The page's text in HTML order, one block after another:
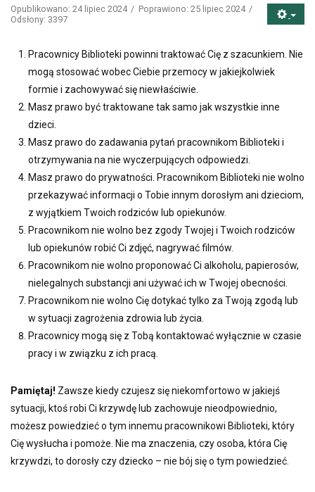
Opublikowano: 24 lipiec 2024
Poprawiono: 25 lipiec 2024
Odsłony: 3397
Pracownicy Biblioteki powinni traktować Cię z szacunkiem. Nie
mogą stosować wobec Ciebie przemocy w jakiejkolwiek
formie i zachowywać się niewłaściwie.
Masz prawo być traktowane tak samo jak wszystkie inne
dzieci.
Masz prawo do zadawania pytań pracownikom Biblioteki i
otrzymywania na nie wyczerpujących odpowiedzi.
Masz prawo do prywatności. Pracownikom Biblioteki nie wolno
przekazywać informacji o Tobie innym dorosłym ani dzieciom,
z wyjątkiem Twoich rodziców lub opiekunów.
Pracownikom nie wolno bez zgody Twojej i Twoich rodziców
lub opiekunów robić Ci zdjęć, nagrywać filmów.
Pracownikom nie wolno proponować Ci alkoholu, papierosów,
nielegalnych substancji ani używać ich w Twojej obecności.
Pracownikom nie wolno Cię dotykać tylko za Twoją zgodą lub
w sytuacji zagrożenia zdrowia lub życia.
Pracownicy mogą się z Tobą kontaktować wyłącznie w czasie
pracy i w związku z ich pracą.
Pamiętaj! Zawsze kiedy czujesz się niekomfortowo w jakiejś
sytuacji, ktoś robi Ci krzywdę lub zachowuje nieodpowiednio,
możesz powiedzieć o tym innemu pracownikowi Biblioteki, który
Cię wysłucha i pomoże. Nie ma znaczenia, czy osoba, która Cię
krzywdzi, to dorosły czy dziecko – nie bój się o tym powiedzieć.